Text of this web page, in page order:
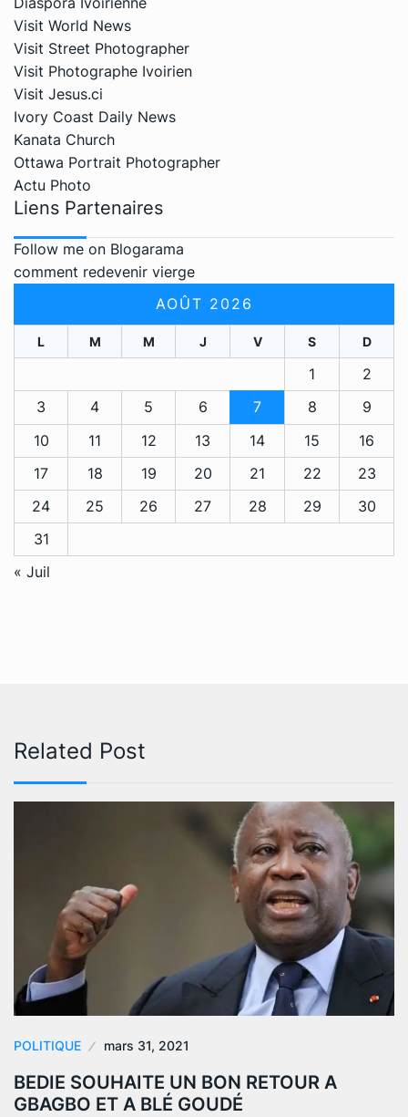
Visit World News
Visit Street Photographer
Visit Photographe Ivoirien
Visit Jesus.ci
Ivory Coast Daily News
Kanata Church
Ottawa Portrait Photographer
Actu Photo
Liens Partenaires
Follow me on Blogarama
comment redevenir vierge
AOÛT 2026
L M M J V S D
1
2
3
4 5 6 7 8
9
10
11 12 13 14 15
16
17
18 19 20 21 22
23
24
25 26 27 28 29
30
31
« Juil
Related Post
POLITIQUE mars 31, 2021
BEDIE SOUHAITE UN BON RETOUR A
GBAGBO ET A BLÉ GOUDÉ